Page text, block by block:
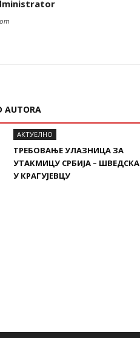
AUTORA
AКТУЕЛНО
ТРЕБОВАЊЕ УЛАЗНИЦА ЗА
УТАКМИЦУ СРБИЈА – ШВЕДСКА
У КРАГУЈЕВЦУ